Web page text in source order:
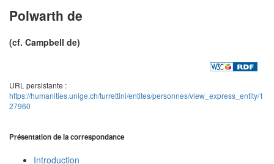
Polwarth de
(cf. Campbell de)
URL persistante :
https://humanities.unige.ch/turrettini/entites/personnes/view_express_entity/1
27960
Présentation de la correspondance
Introduction